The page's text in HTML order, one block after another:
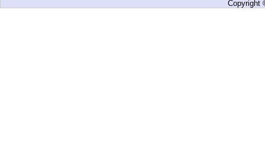
Copyright